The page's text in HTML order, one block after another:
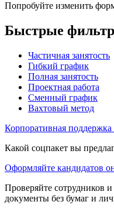
Попробуйте изменить
Быстрые
Частичная занятость
Гибкий график
Полная занятость
Проектная работа
Сменный график
Вахтовый метод
Корпоративная поддержка
Какой соцпакет вы
Оформляйте кандидатов
Проверяйте сотрудников
документы без бумаг и